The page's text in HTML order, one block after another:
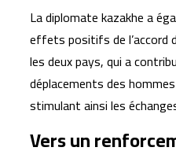
La diplomate kazakhe a
effets positifs de l’accord
les deux pays, qui a
déplacements des
stimulant ainsi les
Vers un